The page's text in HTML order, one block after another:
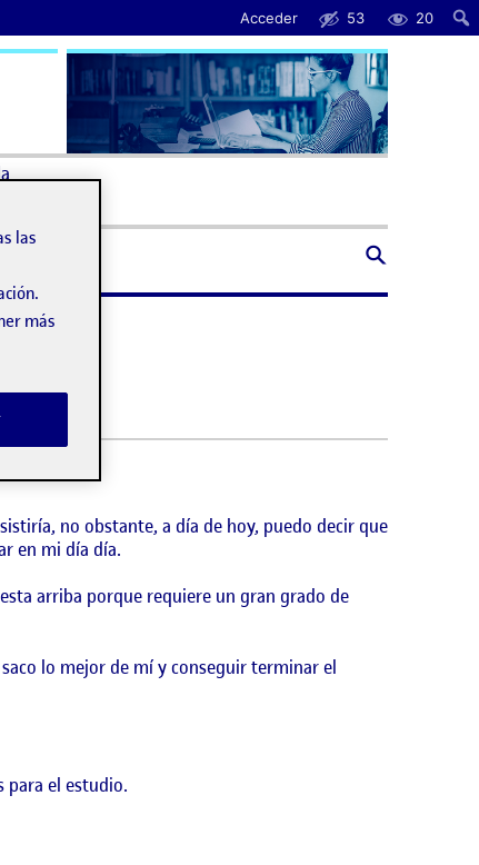
Acceder 53 20
no obstante, a día de hoy, puedo decir que
en mi día día.
arriba porque requiere un gran grado de
lo mejor de mí y conseguir terminar el
para el estudio.
las
más